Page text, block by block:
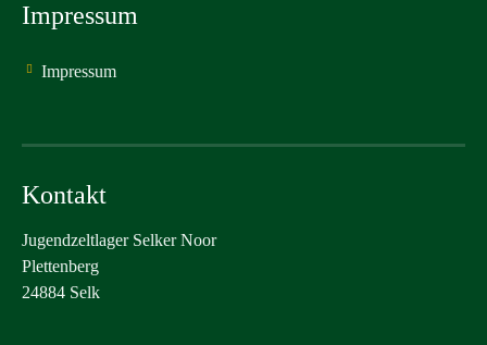
Impressum
Impressum
Kontakt
Jugendzeltlager Selker Noor
Plettenberg
24884 Selk